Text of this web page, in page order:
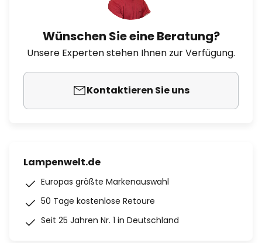
Wünschen Sie eine Beratung?
Unsere Experten stehen Ihnen zur Verfügung.
Kontaktieren Sie uns
Lampenwelt.de
Europas größte Markenauswahl
50 Tage kostenlose Retoure
Seit 25 Jahren Nr. 1 in Deutschland